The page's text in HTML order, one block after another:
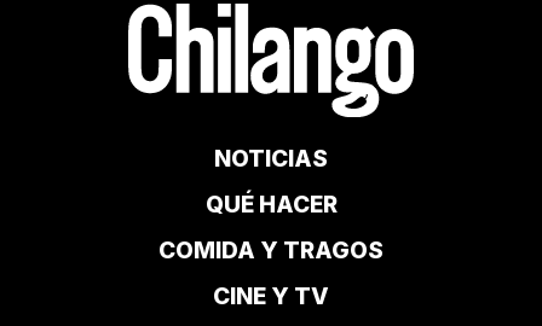
NOTICIAS
QUÉ HACER
COMIDA Y TRAGOS
CINE Y TV